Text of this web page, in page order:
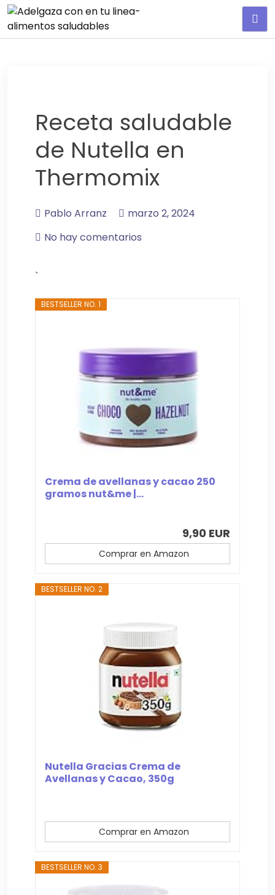
Receta saludable
de Nutella en
Thermomix
Pablo Arranz
marzo 2, 2024
No hay comentarios
`
BESTSELLER NO. 1
Crema de avellanas y cacao 250
gramos nut&me |...
9,90 EUR
Comprar en Amazon
BESTSELLER NO. 2
Nutella Gracias Crema de
Avellanas y Cacao, 350g
Comprar en Amazon
BESTSELLER NO. 3